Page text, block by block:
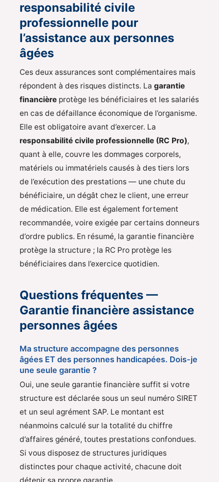
responsabilité civile
professionnelle pour
l’assistance aux personnes
âgées
Ces deux assurances sont complémentaires mais
répondent à des risques distincts. La garantie
financière protège les bénéficiaires et les salariés
en cas de défaillance économique de l’organisme.
Elle est obligatoire avant d’exercer. La
responsabilité civile professionnelle (RC Pro),
quant à elle, couvre les dommages corporels,
matériels ou immatériels causés à des tiers lors
de l’exécution des prestations — une chute du
bénéficiaire, un dégât chez le client, une erreur
de médication. Elle est également fortement
recommandée, voire exigée par certains donneurs
d’ordre publics. En résumé, la garantie financière
protège la structure ; la RC Pro protège les
bénéficiaires dans l’exercice quotidien.
Questions fréquentes —
Garantie financière assistance
personnes âgées
Ma structure accompagne des personnes
âgées ET des personnes handicapées. Dois-je
une seule garantie ?
Oui, une seule garantie financière suffit si votre
structure est déclarée sous un seul numéro SIRET
et un seul agrément SAP. Le montant est
néanmoins calculé sur la totalité du chiffre
d’affaires généré, toutes prestations confondues.
Si vous disposez de structures juridiques
distinctes pour chaque activité, chacune doit